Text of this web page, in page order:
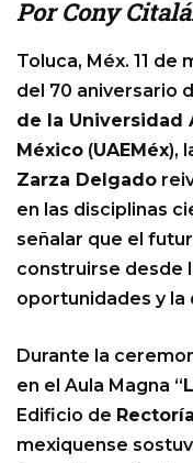
Por Cony
Toluca, Méx. 11 de
del 70 aniversario
de la Universidad
México (UAEMéx),
Zarza Delgado
en las disciplinas
señalar que el
construirse desde
oportunidades y la
Durante la
en el Aula Magna “
Edificio de Rectoría
mexiquense